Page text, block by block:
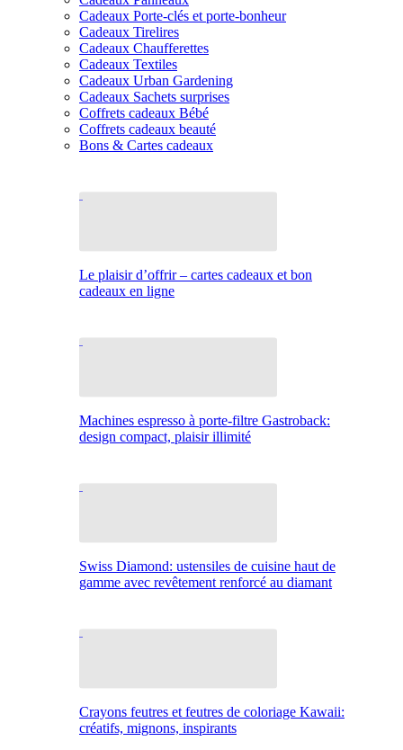
Cadeaux Porte-clés et porte-bonheur
Cadeaux Tirelires
Cadeaux Chaufferettes
Cadeaux Textiles
Cadeaux Urban Gardening
Cadeaux Sachets surprises
Coffrets cadeaux Bébé
Coffrets cadeaux beauté
Bons & Cartes cadeaux
Le plaisir d’offrir – cartes cadeaux et bon
cadeaux en ligne
Machines espresso à porte-filtre Gastroback:
design compact, plaisir illimité
Swiss Diamond: ustensiles de cuisine haut de
gamme avec revêtement renforcé au diamant
Crayons feutres et feutres de coloriage Kawaii:
créatifs, mignons, inspirants